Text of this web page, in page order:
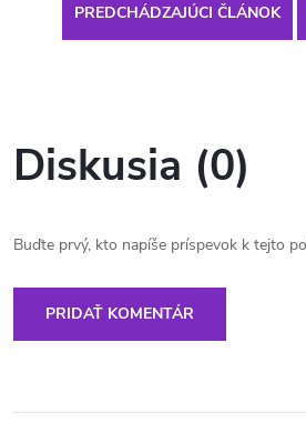
PREDCHÁDZAJÚCI ČLÁNOK
Diskusia (0)
Buďte prvý, kto napíše príspevok k tejto
PRIDAŤ KOMENTÁR